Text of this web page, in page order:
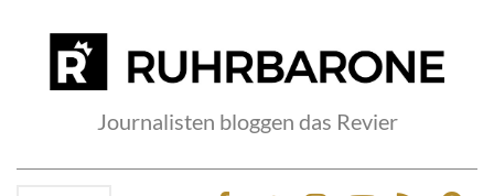
Journalisten bloggen das Revier